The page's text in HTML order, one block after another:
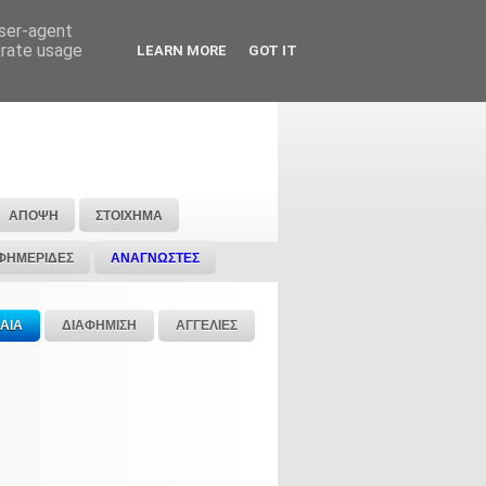
ΑΠΟΨΗ ΣΤΟΙΧΗΜΑ
ΑΝΑΓΝΩΣΤΕΣ
ΔΙΑΦΗΜΙΣΗ ΑΓΓΕΛΙΕΣ
agent
usage
LEARN MORE GOT IT